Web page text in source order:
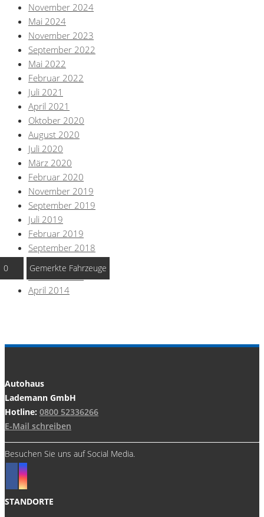
November 2024
Mai 2024
November 2023
September 2022
Mai 2022
Februar 2022
Juli 2021
April 2021
Oktober 2020
August 2020
Juli 2020
März 2020
Februar 2020
November 2019
September 2019
Juli 2019
Februar 2019
September 2018
April 2014
Autohaus
Lademann GmbH
Hotline: 0800 52336266
E-Mail schreiben
Besuchen Sie uns auf Social Media.
STANDORTE
0 Gemerkte Fahrzeuge